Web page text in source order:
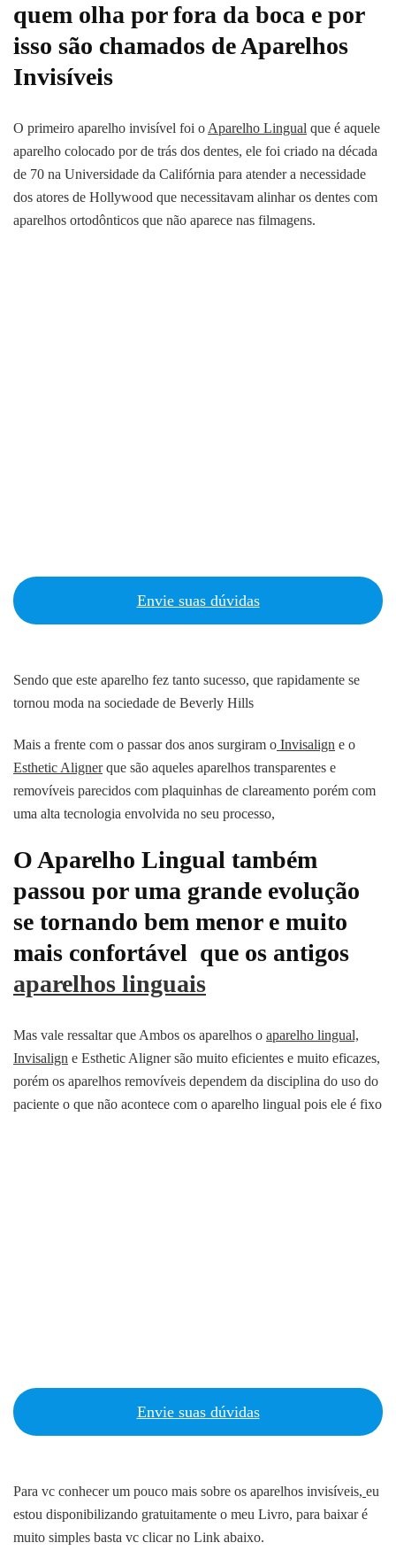
quem olha por fora da boca e por
isso são chamados de Aparelhos
Invisíveis
O primeiro aparelho invisível foi oAparelho Lingual que é aquele
aparelho colocado por de trás dos dentes, ele foi criado na década
de 70 na Universidade da Califórnia para atender a necessidade
dos atores de Hollywood que necessitavam alinhar os dentes com
aparelhos ortodônticos que não aparece nas filmagens.
Envie suas dúvidas
Sendo que este aparelho fez tanto sucesso, que rapidamente se
tornou moda na sociedade de Beverly Hills
Mais a frente com o passar dos anos surgiram o Invisalign e o
Esthetic Alignerque são aqueles aparelhos transparentes e
removíveis parecidos com plaquinhas de clareamento porém com
uma alta tecnologia envolvida no seu processo,
O Aparelho Lingual também
passou por uma grande evolução
se tornando bem menor e muito
mais confortável que os antigos
aparelhos linguais
Mas vale ressaltar que Ambos os aparelhos o aparelho lingual,
Invisalign e Esthetic Aligner são muito eficientes e muito eficazes,
porém os aparelhos removíveis dependem da disciplina do uso do
paciente o que não acontece com o aparelho lingual pois ele é fixo
Envie suas dúvidas
Para vc conhecer um pouco mais sobre os aparelhos invisíveis, eu
estou disponibilizando gratuitamente o meu Livro, para baixar é
muito simples basta vc clicar no Link abaixo.